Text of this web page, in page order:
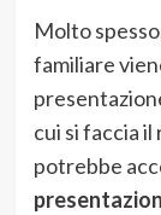
Molto
familiare
cui si faccia
potrebbe